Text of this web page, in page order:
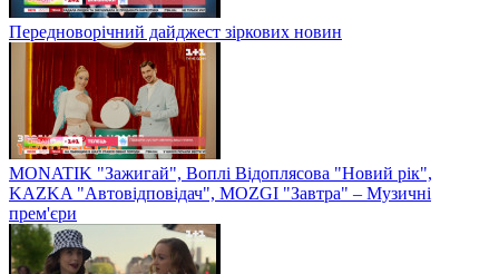
Передноворічний дайджест зіркових новин
MONATIK "Зажигай", Воплі Відоплясова "Новий рік",
KAZKA "Автовідповідач", MOZGI "Завтра" – Музичні
прем'єри